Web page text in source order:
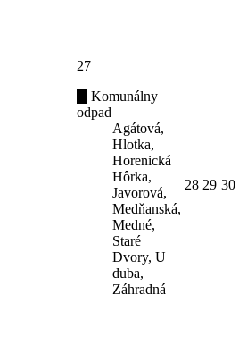
27
Komunálny
odpad
Agátová,
Hlotka,
Horenická
Hôrka,
Javorová,
Medňanská,
Medné,
Staré
Dvory, U
duba,
Záhradná
28 29 30